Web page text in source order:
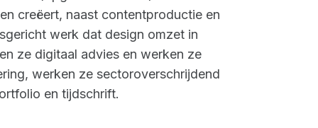
creëert, naast contentproductie en
werk dat design omzet in
ze digitaal advies en werken ze
werken ze sectoroverschrijdend
en tijdschrift.